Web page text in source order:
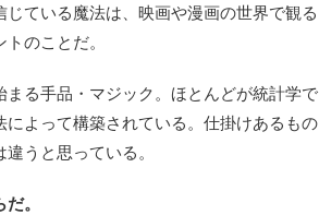
ている魔法は、映画や漫画の世界で観る
のことだ。
まる手品・マジック。ほとんどが統計学で
よって構築されている。仕掛けあるもの
うと思っている。
。